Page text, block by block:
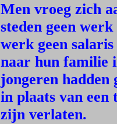
Men vroeg zich
steden geen
werk geen
naar hun familie
jongeren hadden
in plaats van een
zijn verlaten.